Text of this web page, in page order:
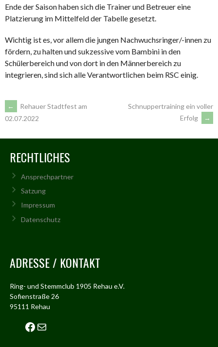
Ende der Saison haben sich die Trainer und Betreuer eine
Platzierung im Mittelfeld der Tabelle gesetzt.
Wichtig ist es, vor allem die jungen Nachwuchsringer/-innen zu
fördern, zu halten und sukzessive vom Bambini in den
Schülerbereich und von dort in den Männerbereich zu
integrieren, sind sich alle Verantwortlichen beim RSC einig.
ARTIKEL-
NAVIGATION
←
Rehauer Stadtfest am
02.07.2022
Schnuppertraining ein voller
Erfolg
→
RECHTLICHES
Ansprechpartner
Satzung
Impressum
Datenschutz
ADRESSE / KONTAKT
Ring- und Stemmclub 1905 Rehau e.V.
Sofienstraße 26
95111 Rehau
Facebook
Mail